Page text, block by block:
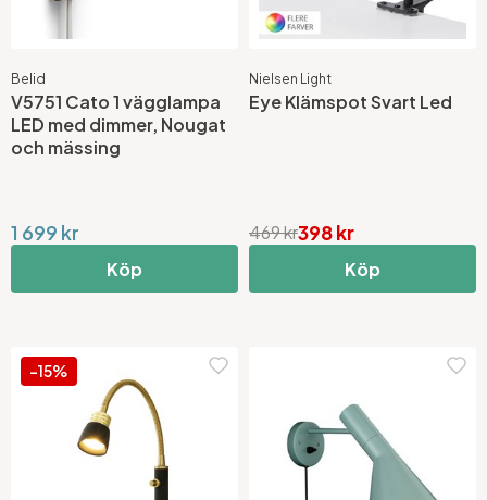
Belid
V5751 Cato 1 vägglampa
LED med dimmer, Nougat
och mässing
1 699 kr
Köp
Nielsen Light
Eye Klämspot Svart Led
398 kr
469 kr
Köp
-15%